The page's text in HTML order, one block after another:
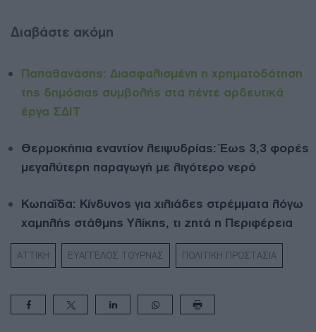
Διαβάστε ακόμη
Παπαθανάσης: Διασφαλισμένη η χρηματοδότηση
της δημόσιας συμβολής στα πέντε αρδευτικά
έργα ΣΔΙΤ
Θερμοκήπια εναντίον λειψυδρίας: Έως 3,3 φορές
μεγαλύτερη παραγωγή με λιγότερο νερό
Κωπαΐδα: Κίνδυνος για χιλιάδες στρέμματα λόγω
χαμηλής στάθμης Υλίκης, τι ζητά η Περιφέρεια
ΑΤΤΙΚΗ ΕΥΑΓΓΕΛΟΣ ΤΟΥΡΝΑΣ ΠΟΛΙΤΙΚΗ ΠΡΟΣΤΑΣΙΑ